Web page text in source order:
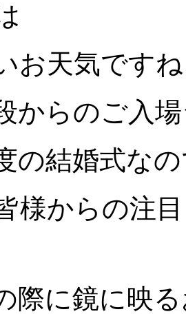
お天気です
からのご入
の結婚式な
様からの注
際に鏡に映